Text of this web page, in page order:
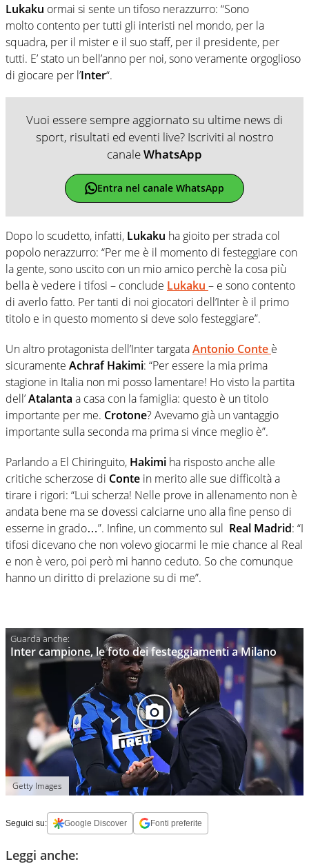
Lukaku ormai si sente un tifoso nerazzurro: “Sono
molto contento per tutti gli interisti nel mondo, per la
squadra, per il mister e il suo staff, per il presidente, per
tutti. E’ stato un bell’anno per noi, sono veramente orgoglioso
di giocare per l’Inter“.
Vuoi essere sempre aggiornato su ultime news di
sport, risultati ed eventi live? Iscriviti al nostro
canaleWhatsApp
Entra nel canale WhatsApp
Dopo lo scudetto, infatti, Lukaku ha gioito per strada col
popolo nerazzurro: “Per me è il momento di festeggiare con
la gente, sono uscito con un mio amico perchè la cosa più
bella è vedere i tifosi – conclude Lukaku – e sono contento
di averlo fatto. Per tanti di noi giocatori dell’Inter è il primo
titolo e in questo momento si deve solo festeggiare”.
Un altro protagonista dell’Inter targataAntonio Conte è
sicuramente Achraf Hakimi: “Per essere la mia prima
stagione in Italia non mi posso lamentare! Ho visto la partita
dell’Atalanta a casa con la famiglia: questo è un titolo
importante per me. Crotone? Avevamo già un vantaggio
importante sulla seconda ma prima si vince meglio è”.
Parlando a El Chiringuito, Hakimi ha risposto anche alle
critiche scherzose di Conte in merito alle sue difficoltà a
tirare i rigori: “Lui scherza! Nelle prove in allenamento non è
andata bene ma se dovessi calciarne uno alla fine penso di
esserne in grado…”. Infine, un commento sul Real Madrid: “I
tifosi dicevano che non volevo giocarmi le mie chance al Real
e non è vero, poi però mi hanno ceduto. So che comunque
hanno un diritto di prelazione su di me”.
Inter campione, le foto dei festeggiamenti a Milano
Getty Images
Seguici su: Google Discover Fonti preferite
Leggi anche: